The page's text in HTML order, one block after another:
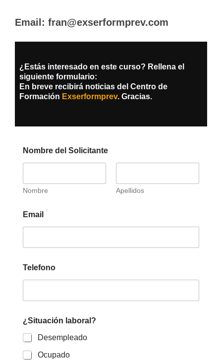
Email: fran@exserformprev.com
¿Estás interesado en este curso? Rellena el
siguiente formulario:
En breve recibirá noticias del Centro de
Formación Exserformprev. Gracias.
Nombre del Solicitante
Nombre Apellidos
Email
Telefono
¿Situación laboral?
Desempleado
Ocupado